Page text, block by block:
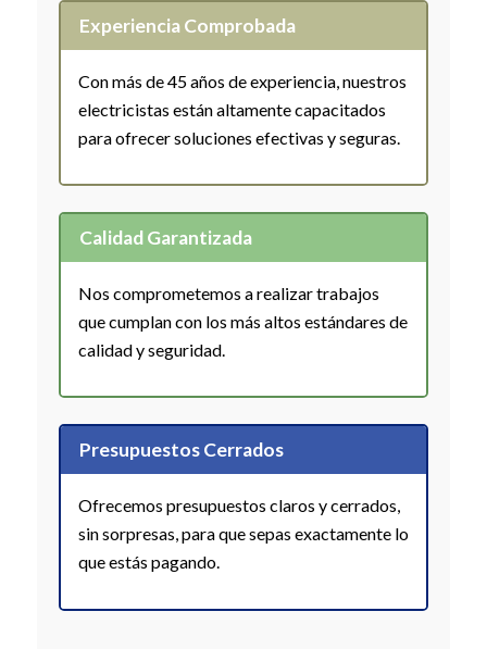
Experiencia Comprobada
Con más de 45 años de experiencia, nuestros
electricistas están altamente capacitados
para ofrecer soluciones efectivas y seguras.
Calidad Garantizada
Nos comprometemos a realizar trabajos
que cumplan con los más altos estándares de
calidad y seguridad.
Presupuestos Cerrados
Ofrecemos presupuestos claros y cerrados,
sin sorpresas, para que sepas exactamente lo
que estás pagando.